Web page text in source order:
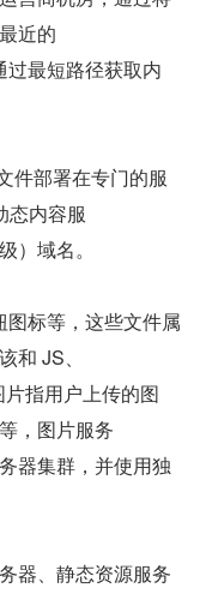
近的
最短路径获取内
件部署在专门的服
态内容服
）域名。
标等，这些文件属
和 JS、
指用户上传的图
，图片服务
器集群，并使用独
器、静态资源服务